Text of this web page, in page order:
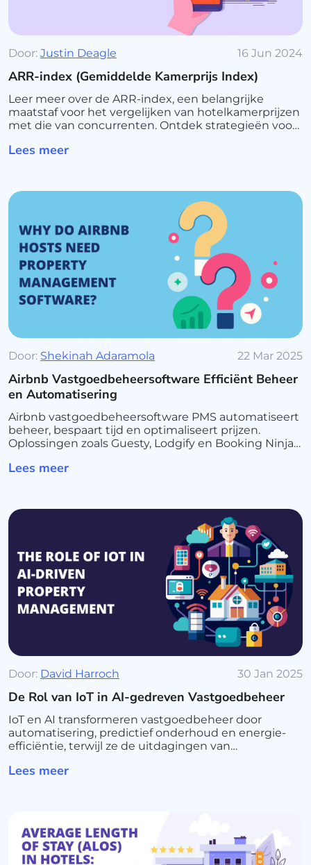
Door: Justin Deagle 16 Jun 2024
ARR-index (Gemiddelde Kamerprijs Index)
Leer meer over de ARR-index, een belangrijke
maatstaf voor het vergelijken van hotelkamerprijzen
met die van concurrenten. Ontdek strategieën voor
markpositie en winstgevendheid van uw hotel te
Lees meer
Door: Shekinah Adaramola 22 Mar 2025
Airbnb Vastgoedbeheersoftware Efficiënt Beheer
en Automatisering
Airbnb vastgoedbeheersoftware PMS automatiseert
beheer, bespaart tijd en optimaliseert prijzen.
Oplossingen zoals Guesty, Lodgify en Booking Ninjas
Lees meer
Door: David Harroch 30 Jan 2025
De Rol van IoT in AI-gedreven Vastgoedbeheer
IoT en AI transformeren vastgoedbeheer door
automatisering, predictief onderhoud en energie-
efficiëntie, terwijl ze de uitdagingen van
Lees meer